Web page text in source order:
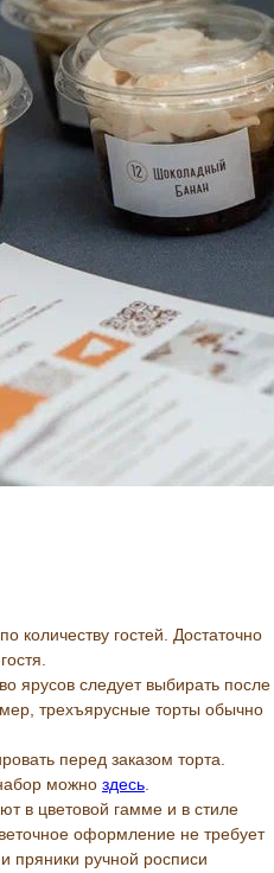
количеству гостей. Достаточно
ярусов следует выбирать после
трехъярусные торты обычно
перед заказом торта.
можно здесь.
в цветовой гамме и в стиле
оформление не требует
пряники ручной росписи